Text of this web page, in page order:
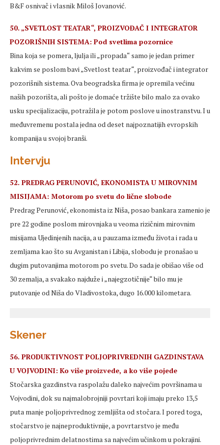
B&F osnivač i vlasnik Miloš Jovanović.
50. „SVETLOST TEATAR“, PROIZVOĐAČ I INTEGRATOR
POZORIŠNIH SISTEMA: Pod svetlima pozornice
Bina koja se pomera, ljulja ili „propada“ samo je jedan primer
kakvim se poslom bavi „Svetlost teatar“, proizvođač i integrator
pozorišnih sistema. Ova beogradska firma je opremila većinu
naših pozorišta, ali pošto je domaće tržište bilo malo za ovako
usku specijalizaciju, potražila je potom poslove u inostranstvu. I u
međuvremenu postala jedna od deset najpoznatijih evropskih
kompanija u svojoj branši.
Intervju
52. PREDRAG PERUNOVIĆ, EKONOMISTA U MIROVNIM
MISIJAMA: Motorom po svetu do lične slobode
Predrag Perunović, ekonomista iz Niša, posao bankara zamenio je
pre 22 godine poslom mirovnjaka u veoma rizičnim mirovnim
misijama Ujedinjenih nacija, a u pauzama između života i rada u
zemljama kao što su Avganistan i Libija, slobodu je pronašao u
dugim putovanjima motorom po svetu. Do sada je obišao više od
30 zemalja, a svakako najduže i „najegzotičnije“ bilo mu je
putovanje od Niša do Vladivostoka, dugo 16.000 kilometara.
Skener
56. PRODUKTIVNOST POLJOPRIVREDNIH GAZDINSTAVA
U VOJVODINI: Ko više proizvede, a ko više pojede
Stočarska gazdinstva raspolažu daleko najvećim površinama u
Vojvodini, dok su najmalobrojniji povrtari koji imaju preko 13,5
puta manje poljoprivrednog zemljišta od stočara. I pored toga,
stočarstvo je najneproduktivnije, a povrtarstvo je među
poljoprivrednim delatnostima sa najvećim učinkom u pokrajini.